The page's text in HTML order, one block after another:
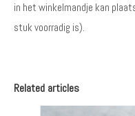
in het winkelmandje kan
stuk voorradig is).
Related articles